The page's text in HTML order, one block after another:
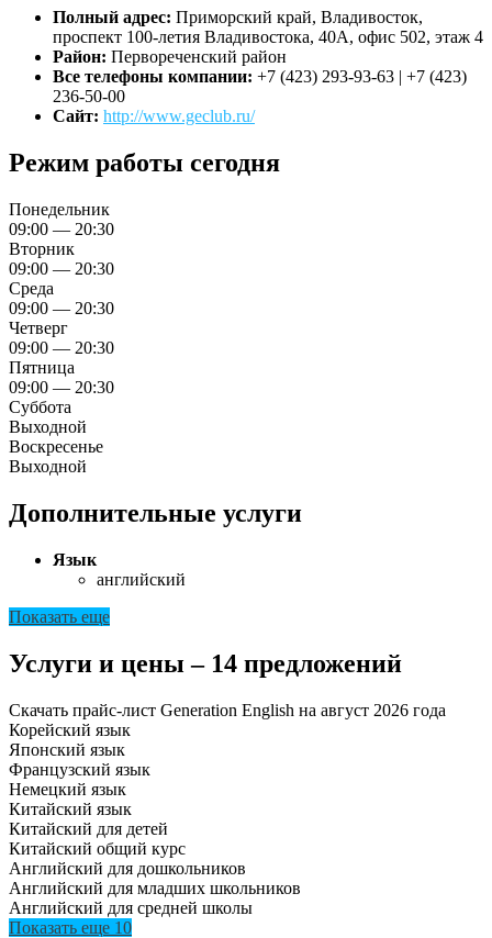
Полный адрес: Приморский край, Владивосток,
проспект 100-летия Владивостока, 40А, офис 502, этаж 4
Район: Первореченский район
Все телефоны компании: +7 (423) 293-93-63 | +7 (423)
236-50-00
Сайт: http://www.geclub.ru/
Режим работы сегодня
Понедельник
09:00 — 20:30
Вторник
09:00 — 20:30
Среда
09:00 — 20:30
Четверг
09:00 — 20:30
Пятница
09:00 — 20:30
Суббота
Выходной
Воскресенье
Выходной
Дополнительные услуги
Язык
английский
Показать еще
Услуги и цены – 14 предложений
Скачать прайс-лист Generation English на август 2026 года
Корейский язык
Японский язык
Французский язык
Немецкий язык
Китайский язык
Китайский для детей
Китайский общий курс
Английский для дошкольников
Английский для младших школьников
Английский для средней школы
Показать еще 10